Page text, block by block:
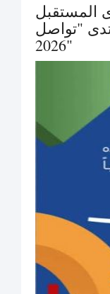
المستقبل
"تواصل
2026"